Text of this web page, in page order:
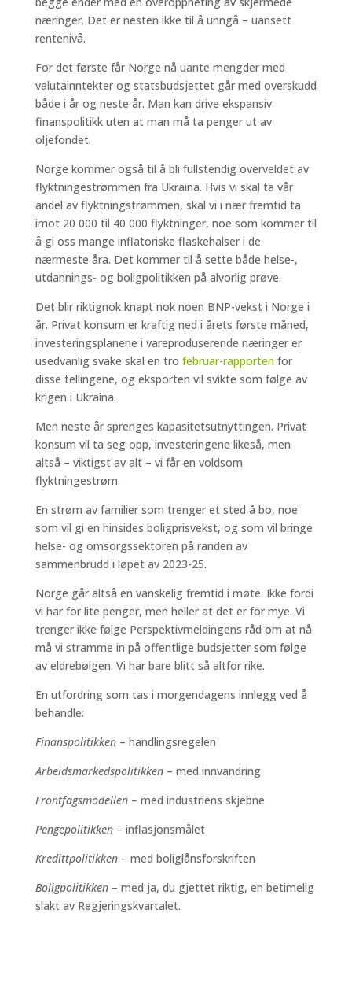
næringer. Det er nesten ikke til å unngå – uansett
rentenivå.
For det første får Norge nå uante mengder med
valutainntekter og statsbudsjettet går med overskudd
både i år og neste år. Man kan drive ekspansiv
finanspolitikk uten at man må ta penger ut av
oljefondet.
Norge kommer også til å bli fullstendig overveldet av
flyktningestrømmen fra Ukraina. Hvis vi skal ta vår
andel av flyktningstrømmen, skal vi i nær fremtid ta
imot 20 000 til 40 000 flyktninger, noe som kommer til
å gi oss mange inflatoriske flaskehalser i de
nærmeste åra. Det kommer til å sette både helse-,
utdannings- og boligpolitikken på alvorlig prøve.
Det blir riktignok knapt nok noen BNP-vekst i Norge i
år. Privat konsum er kraftig ned i årets første måned,
investeringsplanene i vareproduserende næringer er
usedvanlig svake skal en tro februar-rapporten for
disse tellingene, og eksporten vil svikte som følge av
krigen i Ukraina.
Men neste år sprenges kapasitetsutnyttingen. Privat
konsum vil ta seg opp, investeringene likeså, men
altså – viktigst av alt – vi får en voldsom
flyktningestrøm.
En strøm av familier som trenger et sted å bo, noe
som vil gi en hinsides boligprisvekst, og som vil bringe
helse- og omsorgssektoren på randen av
sammenbrudd i løpet av 2023-25.
Norge går altså en vanskelig fremtid i møte. Ikke fordi
vi har for lite penger, men heller at det er for mye. Vi
trenger ikke følge Perspektivmeldingens råd om at nå
må vi stramme in på offentlige budsjetter som følge
av eldrebølgen. Vi har bare blitt så altfor rike.
En utfordring som tas i morgendagens innlegg ved å
behandle:
Finanspolitikken– handlingsregelen
Arbeidsmarkedspolitikken – med innvandring
Frontfagsmodellen – med industriens skjebne
Pengepolitikken – inflasjonsmålet
Kredittpolitikken– med boliglånsforskriften
Boligpolitikken– med ja, du gjettet riktig, en betimelig
slakt av Regjeringskvartalet.